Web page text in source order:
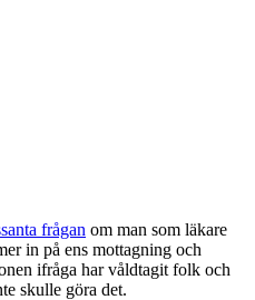
frågan om man som läkare
in på ens mottagning och
ifråga har våldtagit folk och
skulle göra det.